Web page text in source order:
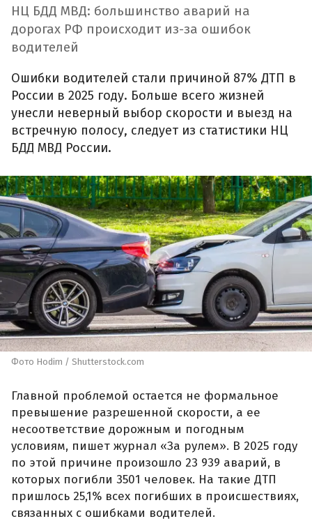
НЦ БДД МВД: большинство аварий на
дорогах РФ происходит из-за ошибок
водителей
Ошибки водителей стали причиной 87% ДТП в
России в 2025 году. Больше всего жизней
унесли неверный выбор скорости и выезд на
встречную полосу, следует из статистики НЦ
БДД МВД России.
Фото Hodim / Shutterstock.com
Главной проблемой остается не формальное
превышение разрешенной скорости, а ее
несоответствие дорожным и погодным
условиям, пишет журнал «За рулем». В 2025 году
по этой причине произошло 23 939 аварий, в
которых погибли 3501 человек. На такие ДТП
пришлось 25,1% всех погибших в происшествиях,
связанных с ошибками водителей.